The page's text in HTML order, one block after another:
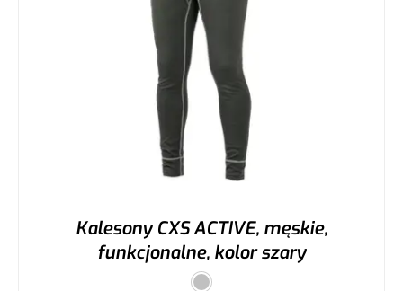
Kalesony CXS ACTIVE, męskie,
funkcjonalne, kolor szary